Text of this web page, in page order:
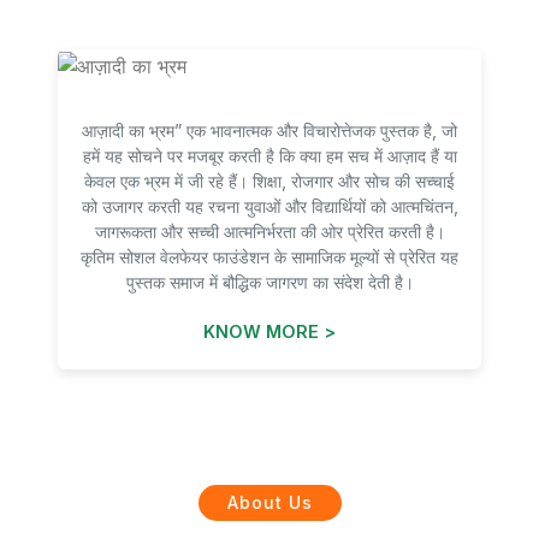
आज़ादी का भ्रम” एक भावनात्मक और विचारोत्तेजक पुस्तक है, जो
हमें यह सोचने पर मजबूर करती है कि क्या हम सच में आज़ाद हैं या
केवल एक भ्रम में जी रहे हैं। शिक्षा, रोजगार और सोच की सच्चाई
को उजागर करती यह रचना युवाओं और विद्यार्थियों को आत्मचिंतन,
जागरूकता और सच्ची आत्मनिर्भरता की ओर प्रेरित करती है।
कृतिम सोशल वेलफेयर फाउंडेशन के सामाजिक मूल्यों से प्रेरित यह
पुस्तक समाज में बौद्धिक जागरण का संदेश देती है।
KNOW MORE >
About Us